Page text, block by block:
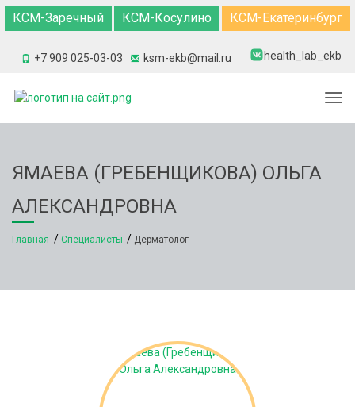
КСМ-Заречный КСМ-Косулино КСМ-Екатеринбург
+7 909 025-03-03 ksm-ekb@mail.ru health_lab_ekb
ЯМАЕВА (ГРЕБЕНЩИКОВА) ОЛЬГА
АЛЕКСАНДРОВНА
Главная Специалисты Дерматолог